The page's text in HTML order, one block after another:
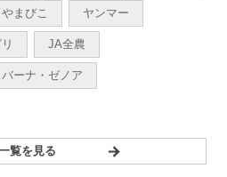
やまびこ ヤンマー
JA全農
ーナ・ゼノア
覧を見る